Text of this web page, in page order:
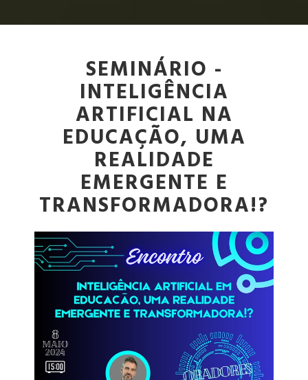
SEMINÁRIO -
INTELIGÊNCIA
ARTIFICIAL NA
EDUCAÇÃO, UMA
REALIDADE
EMERGENTE E
TRANSFORMADORA!?